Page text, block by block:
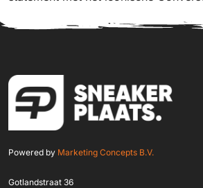
Powered by Marketing Concepts B.V.
Gotlandstraat 36